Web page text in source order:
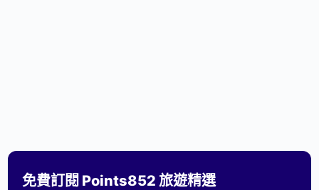
免費訂閱 Points852 旅遊精選